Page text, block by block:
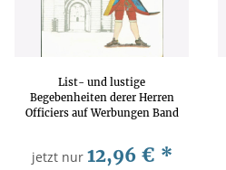
List- und lustige
Begebenheiten derer Herren
Officiers auf Werbungen Band
jetzt nur 12,96 € *